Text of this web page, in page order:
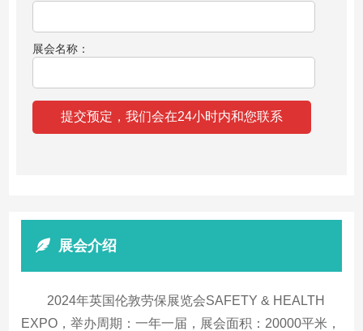
展会名称：
展会介绍
2024年英国伦敦劳保展览会SAFETY & HEALTH
EXPO，举办周期：一年一届，展会面积：20000平米，